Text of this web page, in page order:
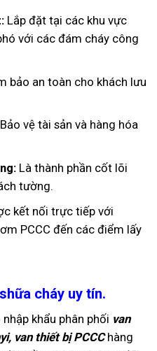
Lắp đặt tại các khu vực
với các đám cháy công
bảo an toàn cho khách lưu
vệ tài sản và hàng hóa
Là thành phần cốt lõi
tường.
kết nối trực tiếp với
PCCC đến các điểm lấy
cháy uy tín.
khẩu phân phối van
van thiết bị PCCChàng